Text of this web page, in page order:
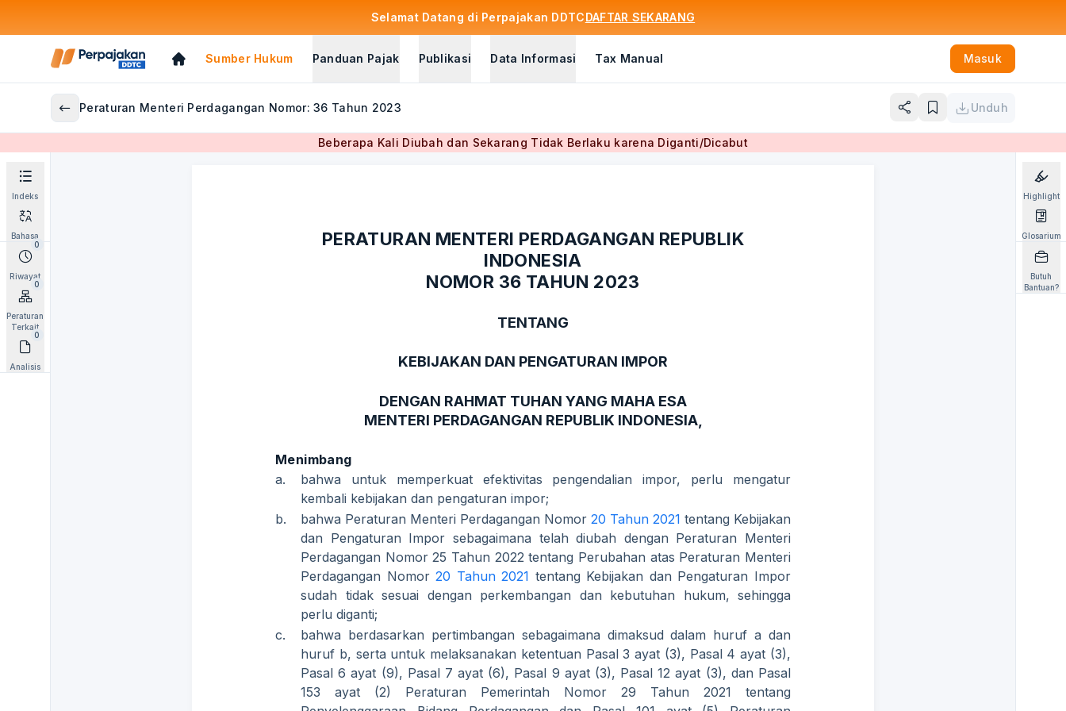
Selamat Datang di Perpajakan DDTCDAFTAR SEKARANG
Sumber Hukum Panduan Pajak Publikasi Data Informasi Tax Manual Masuk
Peraturan Menteri Perdagangan Nomor: 36 Tahun 2023 Unduh
Beberapa Kali Diubah dan Sekarang Tidak Berlaku karena Diganti/Dicabut
Indeks
Bahasa
0
Riwayat
0
Peraturan
Terkait
0
Analisis
PERATURAN MENTERI PERDAGANGAN REPUBLIK
INDONESIA
NOMOR 36 TAHUN 2023
TENTANG
KEBIJAKAN DAN PENGATURAN IMPOR
DENGAN RAHMAT TUHAN YANG MAHA ESA
MENTERI PERDAGANGAN REPUBLIK INDONESIA,
Menimbang
a.
bahwa untuk memperkuat efektivitas pengendalian impor, perlu mengatur
kembali kebijakan dan pengaturan impor;
b.
bahwa Peraturan Menteri Perdagangan Nomor 20 Tahun 2021 tentang Kebijakan
dan Pengaturan Impor sebagaimana telah diubah dengan Peraturan Menteri
Perdagangan Nomor 25 Tahun 2022 tentang Perubahan atas Peraturan Menteri
Perdagangan Nomor20 Tahun 2021 tentang Kebijakan dan Pengaturan Impor
sudah tidak sesuai dengan perkembangan dan kebutuhan hukum, sehingga
perlu diganti;
c.
bahwa berdasarkan pertimbangan sebagaimana dimaksud dalam huruf a dan
huruf b, serta untuk melaksanakan ketentuan Pasal 3 ayat (3), Pasal 4 ayat (3),
Pasal 6 ayat (9), Pasal 7 ayat (6), Pasal 9 ayat (3), Pasal 12 ayat (3), dan Pasal
153 ayat (2) Peraturan Pemerintah Nomor 29 Tahun 2021 tentang
Highlight
Glosarium
Butuh
Bantuan?